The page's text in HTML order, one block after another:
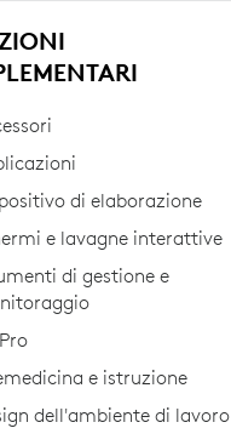
di elaborazione
e lavagne interattive
di gestione e
e istruzione
dell'ambiente di lavoro